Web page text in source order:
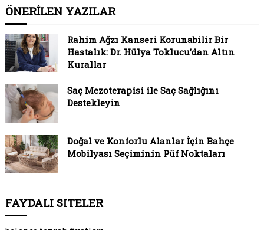
ÖNERİLEN YAZILAR
Rahim Ağzı Kanseri Korunabilir Bir
Hastalık: Dr. Hülya Toklucu’dan Altın
Kurallar
Saç Mezoterapisi ile Saç Sağlığını
Destekleyin
Doğal ve Konforlu Alanlar İçin Bahçe
Mobilyası Seçiminin Püf Noktaları
FAYDALI SITELER